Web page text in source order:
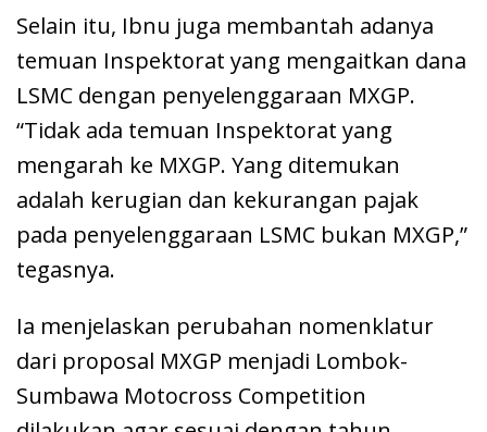
Selain itu, Ibnu juga membantah adanya
temuan Inspektorat yang mengaitkan dana
LSMC dengan penyelenggaraan MXGP.
“Tidak ada temuan Inspektorat yang
mengarah ke MXGP. Yang ditemukan
adalah kerugian dan kekurangan pajak
pada penyelenggaraan LSMC bukan MXGP,”
tegasnya.
Ia menjelaskan perubahan nomenklatur
dari proposal MXGP menjadi Lombok-
Sumbawa Motocross Competition